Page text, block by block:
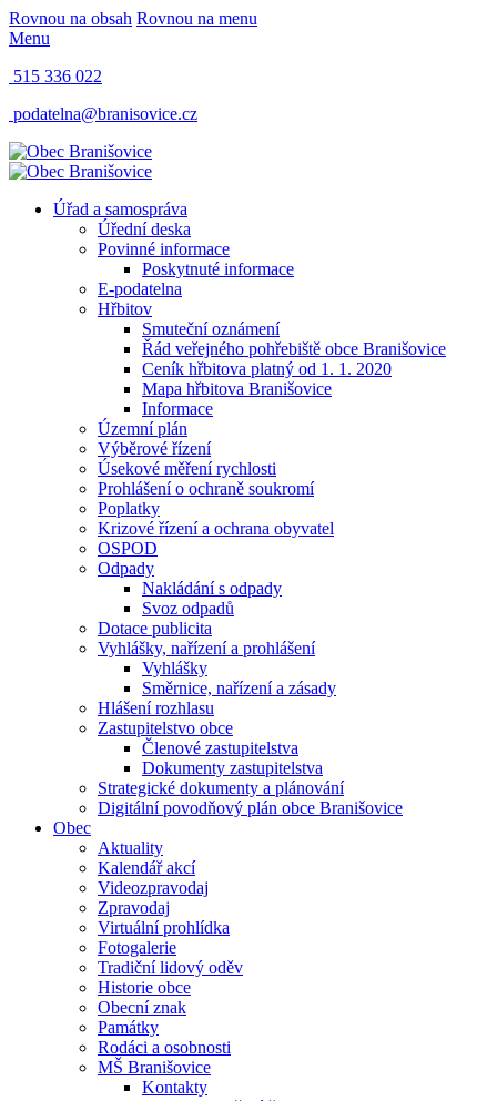
Rovnou na obsah Rovnou na menu
Menu
515 336 022
podatelna@branisovice.cz
Úřad a samospráva
Úřední deska
Povinné informace
Poskytnuté informace
E-podatelna
Hřbitov
Smuteční oznámení
Řád veřejného pohřebiště obce Branišovice
Ceník hřbitova platný od 1. 1. 2020
Mapa hřbitova Branišovice
Informace
Územní plán
Výběrové řízení
Úsekové měření rychlosti
Prohlášení o ochraně soukromí
Poplatky
Krizové řízení a ochrana obyvatel
OSPOD
Odpady
Nakládání s odpady
Svoz odpadů
Dotace publicita
Vyhlášky, nařízení a prohlášení
Vyhlášky
Směrnice, nařízení a zásady
Hlášení rozhlasu
Zastupitelstvo obce
Členové zastupitelstva
Dokumenty zastupitelstva
Strategické dokumenty a plánování
Digitální povodňový plán obce Branišovice
Obec
Aktuality
Kalendář akcí
Videozpravodaj
Zpravodaj
Virtuální prohlídka
Fotogalerie
Tradiční lidový oděv
Historie obce
Obecní znak
Památky
Rodáci a osobnosti
MŠ Branišovice
Kontakty